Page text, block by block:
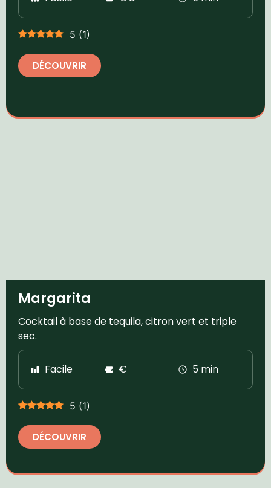
5 (1)
DÉCOUVRIR
Margarita
Cocktail à base de tequila, citron vert et triple
sec.
Facile € 5 min
5 (1)
DÉCOUVRIR